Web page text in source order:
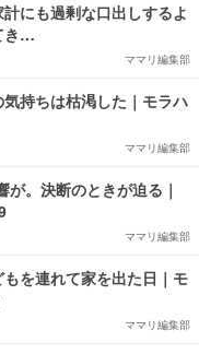
にも過剰な口出しするよ
き…
ママリ編集部
持ちは枯渇した｜モラハ
ママリ編集部
。決断のときが迫る｜
ママリ編集部
を連れて家を出た日｜モ
ママリ編集部